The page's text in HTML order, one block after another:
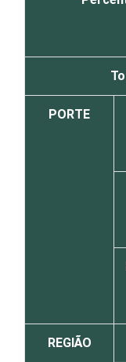
PORTE
REGIÃO